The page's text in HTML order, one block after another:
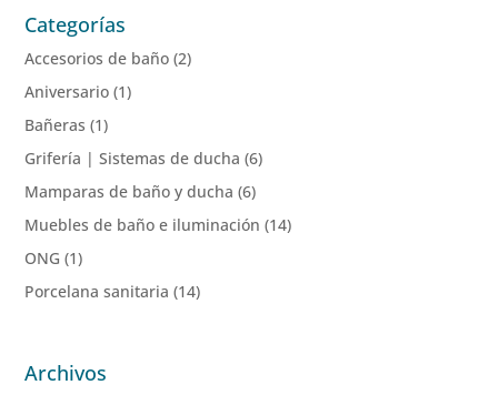
Categorías
Accesorios de baño (2)
Aniversario (1)
Bañeras (1)
Grifería | Sistemas de ducha (6)
Mamparas de baño y ducha (6)
Muebles de baño e iluminación (14)
ONG (1)
Porcelana sanitaria (14)
Archivos